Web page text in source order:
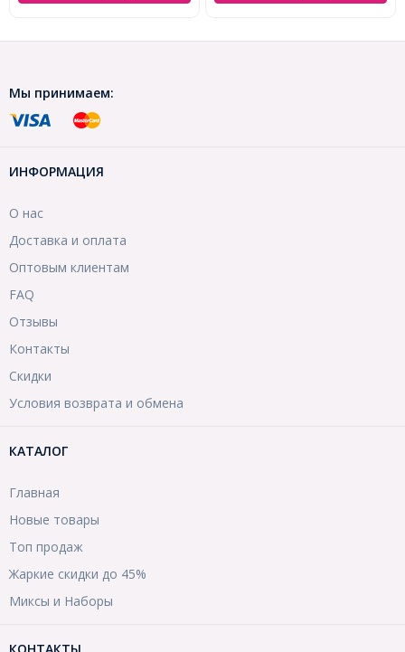
Мы принимаем:
ИНФОРМАЦИЯ
О нас
Доставка и оплата
Оптовым клиентам
FAQ
Отзывы
Контакты
Скидки
Условия возврата и обмена
КАТАЛОГ
Главная
Новые товары
Топ продаж
Жаркие скидки до 45%
Миксы и Наборы